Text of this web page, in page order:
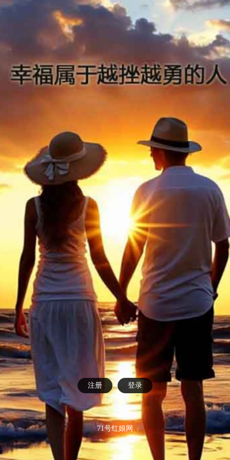
注册 登录
71号红娘网